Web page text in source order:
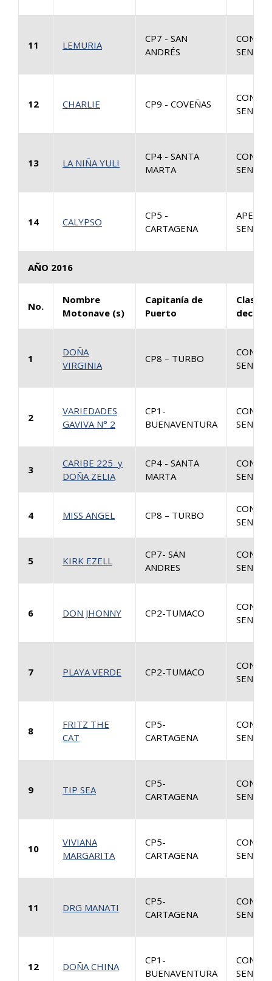
11 LEMURIA
CP7 - SAN
ANDRÉS
12 CHARLIE CP9 - COVEÑAS
13 LA NIÑA YULI
CP4 - SANTA
MARTA
14 CALYPSO
CP5 -
CARTAGENA
AÑO 2016
No.
Nombre
Motonave (s)
Capitanía de
Puerto
Clase
1
DOÑA
VIRGINIA
CP8 – TURBO
2
VARIEDADES
GAVIVA N° 2
CP1-
BUENAVENTURA
3
CARIBE 225 y
DOÑA ZELIA
CP4 - SANTA
MARTA
4 MISS ANGEL CP8 – TURBO
5 KIRK EZELL
CP7- SAN
ANDRES
6 DON JHONNY CP2-TUMACO
7 PLAYA VERDE CP2-TUMACO
8
FRITZ THE
CAT
CP5-
CARTAGENA
9 TIP SEA
CP5-
CARTAGENA
10
VIVIANA
MARGARITA
CP5-
CARTAGENA
11 DRG MANATI
CP5-
CARTAGENA
12 DOÑA CHINA
CP1-
BUENAVENTURA